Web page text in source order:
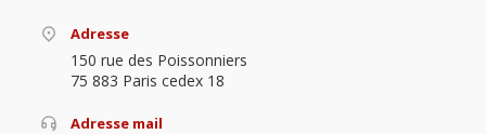
Adresse
150 rue des Poissonniers
75 883 Paris cedex 18
Adresse mail